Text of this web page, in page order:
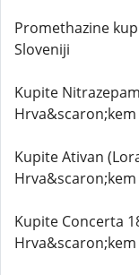
Promethazine
Sloveniji
Kupite
Kupite Ativan
Kupite Concerta